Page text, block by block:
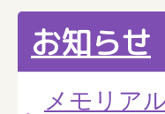
お知らせ
メモリア